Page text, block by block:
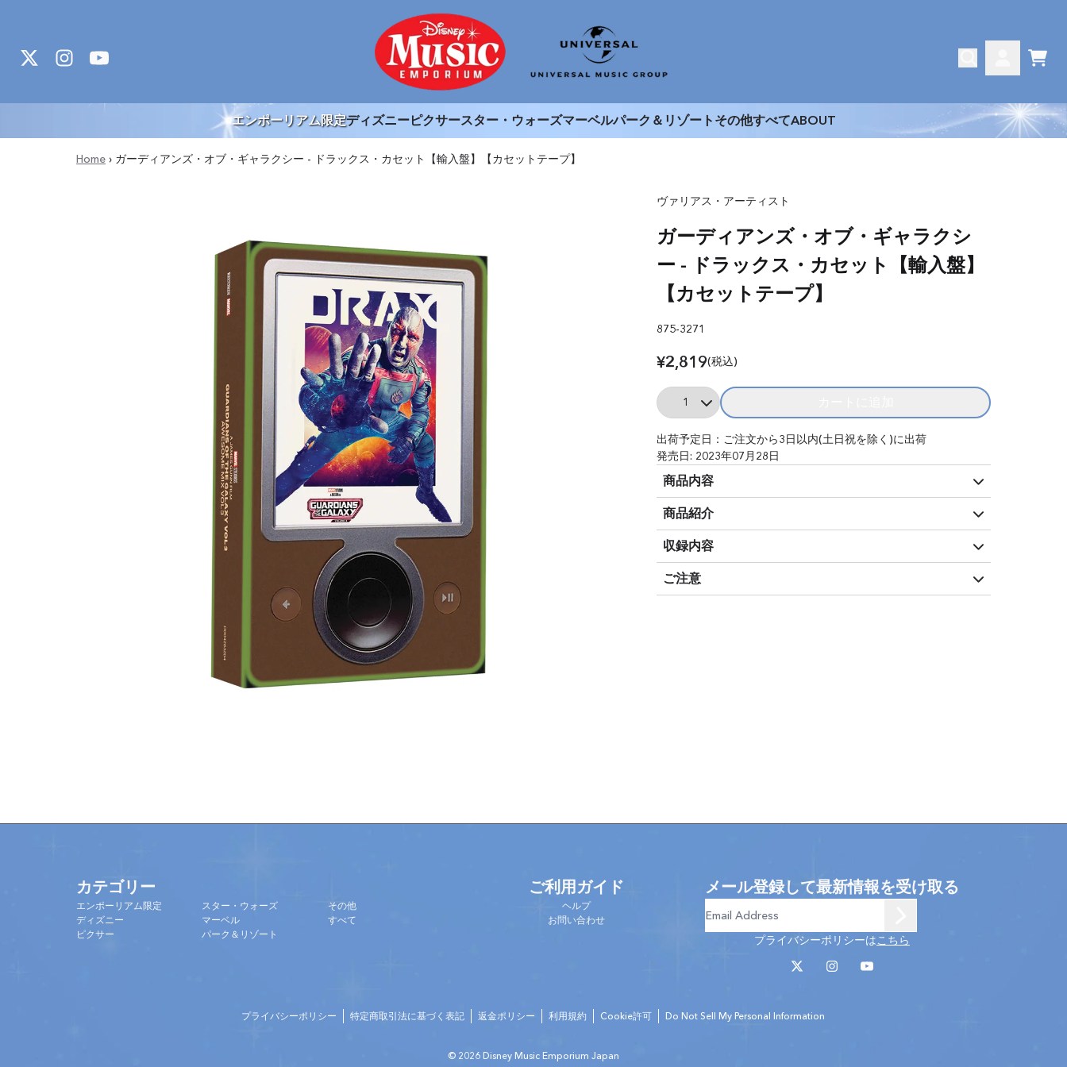
ACCOUNT
エンポーリアム限定ディズニーピクサースター・ウォーズマーベルパーク＆リゾート その他すべてABOUT
Home › ガーディアンズ・オブ・ギャラクシー - ドラックス・カセット【輸入盤】【カセットテープ】
ヴァリアス・アーティスト
ガーディアンズ・オブ・ギャラクシ
ー - ドラックス・カセット【輸入盤】
【カセットテープ】
875-3271
¥2,819(税込)
Quantity
Add ガーディアンズ・オブ・ギャ
出荷予定日：ご注文から3日以内(土日祝を除く)に出荷
発売日: 2023年07月28日
商品内容
商品紹介
収録内容
ご注意
カテゴリー
エンポーリアム限定
ディズニー
ピクサー
スター・ウォーズ
マーベル
パーク＆リゾート
その他
すべて
ご利用ガイド
ヘルプ
お問い合わせ
メール登録して最新情報を受け取る
プライバシーポリシーはこちら
プライバシーポリシー 特定商取引法に基づく表記 返金ポリシー 利用規約 Cookie許可 Do Not Sell My Personal Information
© 2026 Disney Music Emporium Japan